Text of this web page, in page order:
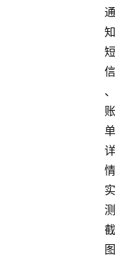
通
知
短
信
、
账
单
详
情
实
测
截
图